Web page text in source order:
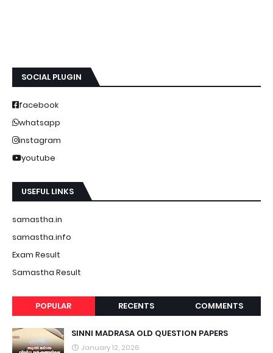
SOCIAL PLUGIN
facebook
whatsapp
instagram
youtube
USEFUL LINKS
samastha.in
samastha.info
Exam Result
Samastha Result
POPULAR RECENTS COMMENTS
SINNI MADRASA OLD QUESTION PAPERS
January 12, 2026